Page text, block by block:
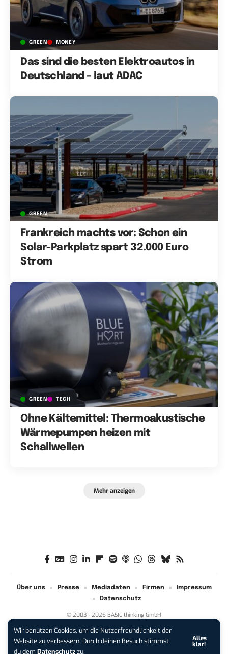
Wir benutzen Cookies, um die Nutzerfreundlichkeit der
Website zu verbessern. Durch deinen Besuch stimmst
du dem Datenschutzzu.
Alles
klar!
GREEN MONEY
Das sind die besten Elektroautos in
Deutschland – laut ADAC
GREEN
Frankreich machts vor: Schon ein
Solar-Parkplatz spart 32.000 Euro
Strom
GREEN TECH
Ohne Kältemittel: Thermoakustische
Wärmepumpen heizen mit
Schallwellen
Mehr anzeigen
© 2003 - 2026 BASIC thinking GmbH
Über uns Presse Mediadaten Firmen
Impressum
Datenschutz
iPhone 17 Pro sichern:Für 1 € +
200 € Hardware-Bonus!